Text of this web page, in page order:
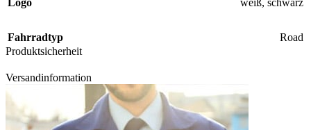
Logo weiß, schwarz
Fahrradtyp
Road
Produktsicherheit
Versandinformation